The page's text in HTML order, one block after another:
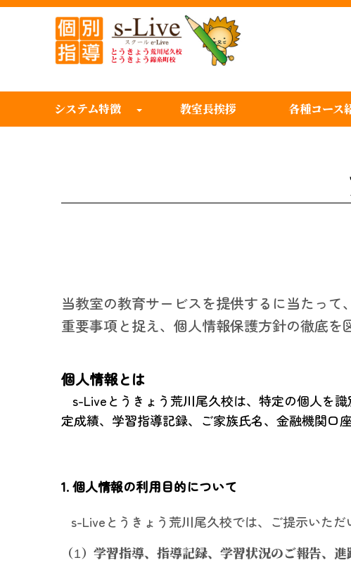
システム特徴 教室長挨拶 各種コース
当教室の教育サービスを提供するに当たっ
重要事項と捉え、個人情報保護方針の徹底を
個人情報とは
s-Liveとうきょう荒川尾久校は、特定の個人を
定成績、学習指導記録、ご家族氏名、金融機関口
1. 個人情報の利用目的について
s-Liveとうきょう荒川尾久校では、ご提示いた
（1）学習指導、指導記録、学習状況のご報告、